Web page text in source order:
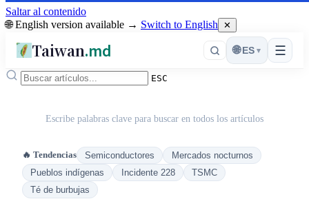
Saltar al contenido
🌐 English version available → Switch to English ✕
Taiwan.md ☰
🌐 ES ▾
ESC
Escribe palabras clave para buscar en todos los artículos
🔥 Tendencias Semiconductores
Mercados nocturnos
Pueblos indígenas
Incidente 228
TSMC
Té de burbujas